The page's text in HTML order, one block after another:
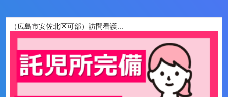
（広島市安佐北区可部）訪問看護...